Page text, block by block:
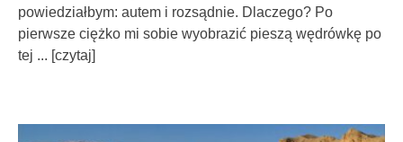
powiedziałbym: autem i rozsądnie. Dlaczego? Po
pierwsze ciężko mi sobie wyobrazić pieszą wędrówkę po
tej ... [czytaj]